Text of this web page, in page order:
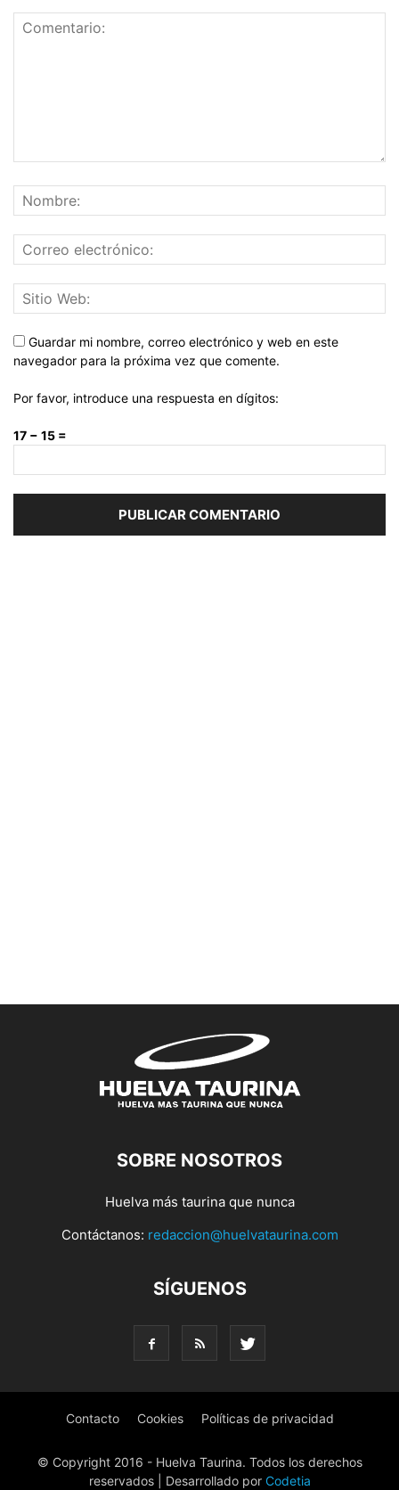
Guardar mi nombre, correo electrónico y web en este
navegador para la próxima vez que comente.
Por favor, introduce una respuesta en dígitos:
17 − 15 =
SOBRE NOSOTROS
Huelva más taurina que nunca
Contáctanos: redaccion@huelvataurina.com
SÍGUENOS
Contacto Cookies Políticas de privacidad
© Copyright 2016 - Huelva Taurina. Todos los derechos
reservados | Desarrollado por Codetia